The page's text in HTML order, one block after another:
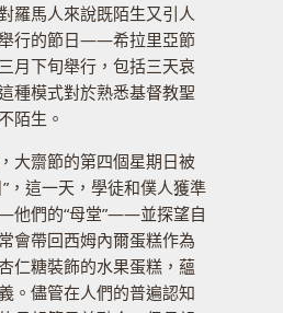
羅馬人來說既陌生又引人
行的節日——希拉里亞節
月下旬舉行，包括三天哀
模式對於熟悉基督教聖
陌生。
大齋節的第四個星期日被
，這一天，學徒和僕人獲準
他們的“母堂”——並探望自
會帶回西姆內爾蛋糕作為
仁糖裝飾的水果蛋糕，蘊
。儘管在人們的普遍認知